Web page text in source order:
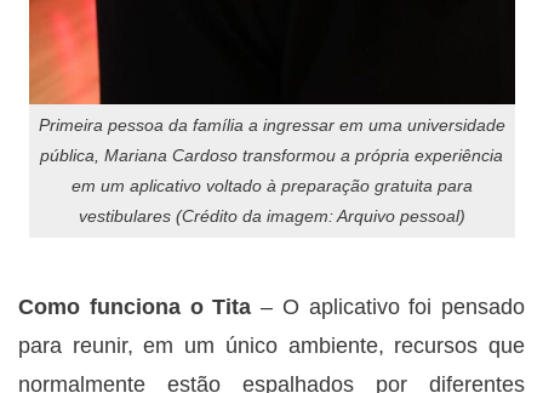
Primeira pessoa da família a ingressar em uma universidade
pública, Mariana Cardoso transformou a própria experiência
em um aplicativo voltado à preparação gratuita para
vestibulares (Crédito da imagem: Arquivo pessoal)
Como funciona o Tita – O aplicativo foi pensado
para reunir, em um único ambiente, recursos que
normalmente estão espalhados por diferentes